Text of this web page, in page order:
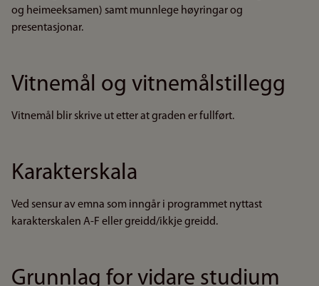
og heimeeksamen) samt munnlege høyringar og
presentasjonar.
Vitnemål og vitnemålstillegg
Vitnemål blir skrive ut etter at graden er fullført.
Karakterskala
Ved sensur av emna som inngår i programmet nyttast
karakterskalen A-F eller greidd/ikkje greidd.
Grunnlag for vidare studium